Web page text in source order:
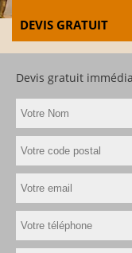
DEVIS GRATUIT
Devis gratuit